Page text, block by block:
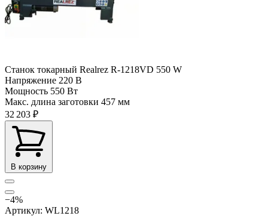
Станок токарный Realrez R-1218VD 550 W
Напряжение 220 В
Мощность 550 Вт
Макс. длина заготовки 457 мм
32 203 ₽
В корзину
−4%
Артикул: WL1218